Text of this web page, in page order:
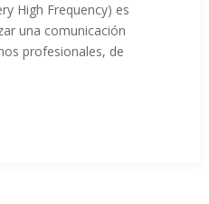
High Frequency) es
una comunicación
profesionales, de